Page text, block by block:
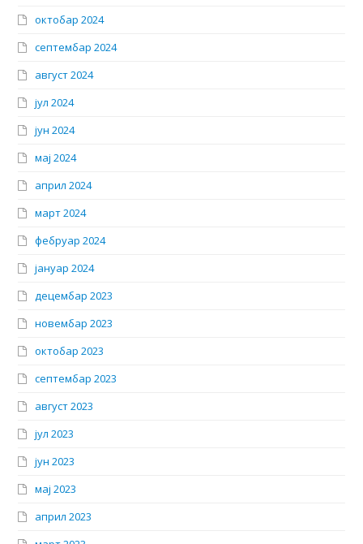
октобар 2024
септембар 2024
август 2024
јул 2024
јун 2024
мај 2024
април 2024
март 2024
фебруар 2024
јануар 2024
децембар 2023
новембар 2023
октобар 2023
септембар 2023
август 2023
јул 2023
јун 2023
мај 2023
април 2023